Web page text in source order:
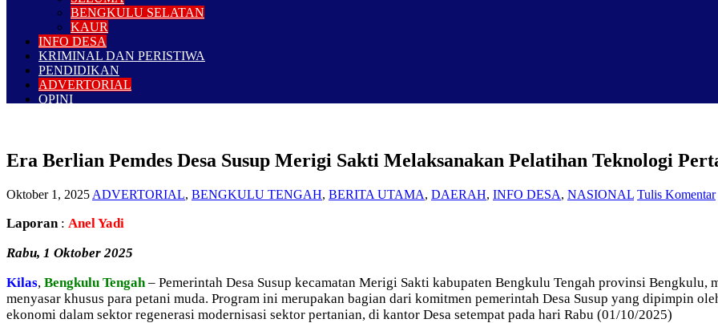
BENGKULU SELATAN
KAUR
INFO DESA
KRIMINAL DAN PERISTIWA
PENDIDIKAN
ADVERTORIAL
OPINI
Era Berlian Pemdes Desa Susup Merigi Sakti Melaksanakan Pelatihan Teknologi
Oktober 1, 2025 ADVERTORIAL, BENGKULU TENGAH, BERITA UTAMA, DAERAH, INFO DESA, NASIONAL Tulis Komentar
Laporan : Anel Yadi
Rabu, 1 Oktober 2025
Kilas, Bengkulu Tengah – Pemerintah Desa Susup kecamatan Merigi Sakti kabupaten Bengkulu Tengah provinsi
menyasar khusus para petani muda. Program ini merupakan bagian dari komitmen pemerintah Desa Susup yang dipimpin
ekonomi dalam sektor regenerasi modernisasi sektor pertanian, di kantor Desa setempat pada hari Rabu (01/10/2025)